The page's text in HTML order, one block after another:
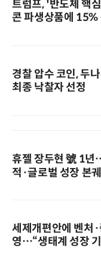
트럼프, '반도체 핵
콘 파생상품에 15%
경찰 압수 코인, 두
최종 낙찰자 선정
휴젤 장두현 號 1년
적·글로벌 성장 본
세제개편안에 벤처
영…“생태계 성장